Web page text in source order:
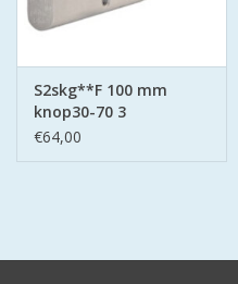
S2skg**F 100 mm
knop30-70 3
keersleutels
€64,00